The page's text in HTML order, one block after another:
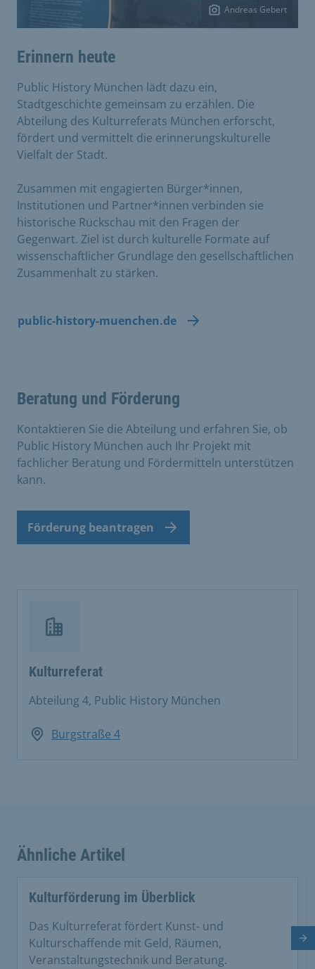
Andreas Gebert
Erinnern heute
Public History München lädt dazu ein,
Stadtgeschichte gemeinsam zu erzählen. Die
Abteilung des Kulturreferats München erforscht,
fördert und vermittelt die erinnerungskulturelle
Vielfalt der Stadt.
Zusammen mit engagierten Bürger*innen,
Institutionen und Partner*innen verbinden sie
historische Rückschau mit den Fragen der
Gegenwart. Ziel ist durch kulturelle Formate auf
wissenschaftlicher Grundlage den gesellschaftlichen
Zusammenhalt zu stärken.
public-history-muenchen.de
Beratung und Förderung
Kontaktieren Sie die Abteilung und erfahren Sie, ob
Public History München auch Ihr Projekt mit
fachlicher Beratung und Fördermitteln unterstützen
kann.
Förderung beantragen
Kulturreferat
Abteilung 4, Public History München
Burgstraße 4
Ähnliche Artikel
Kulturförderung im Überblick
Das Kulturreferat fördert Kunst- und
Kulturschaffende mit Geld, Räumen,
Veranstaltungstechnik und Beratung.